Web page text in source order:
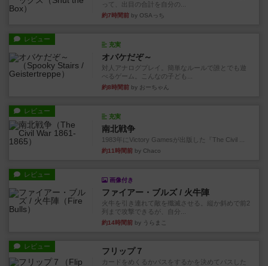
って、出目の合計を自分の...
約7時間前 by OSAっち
レビュー
充実
オバケだぞ～
対人アナログプレイ。簡単なルールで誰とでも遊
べるゲーム。こんなの子ども...
約8時間前 by おーちゃん
レビュー
充実
南北戦争
1983年にVictory Gamesが出版した『The Civil ...
約11時間前 by Chaco
レビュー
画像付き
ファイアー・ブルズ / 火牛陣
火牛を引き連れて敵を殲滅させる。縦か斜めで前2
列まで攻撃できるが、自分...
約14時間前 by うらまこ
レビュー フリップ７
カードをめくるかパスをするかを決めてパスした